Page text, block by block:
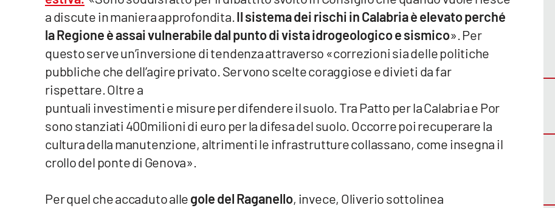
Streaming
LaC Network
a discute in maniera approfondita.Il sistema dei rischi in Calabria è elevato perché
la Regione è assai vulnerabile dal punto di vista idrogeologico e sismico». Per
questo serve un’inversione di tendenza attraverso «correzioni sia delle politiche
pubbliche che dell’agire privato. Servono scelte coraggiose e divieti da far
rispettare. Oltre a
puntuali investimenti e misure per difendere il suolo. Tra Patto per la Calabria e Por
sono stanziati 400milioni di euro per la difesa del suolo. Occorre poi recuperare la
cultura della manutenzione, altrimenti le infrastrutture collassano, come insegna il
crollo del ponte di Genova».
Per quel che accaduto allegole del Raganello, invece, Oliverio sottolinea